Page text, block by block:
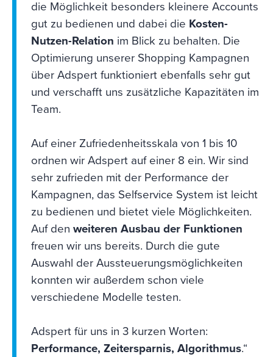
die Möglichkeit besonders kleinere Accounts
gut zu bedienen und dabei die Kosten-
Nutzen-Relation im Blick zu behalten. Die
Optimierung unserer Shopping Kampagnen
über Adspert funktioniert ebenfalls sehr gut
und verschafft uns zusätzliche Kapazitäten im
Team.
Auf einer Zufriedenheitsskala von 1 bis 10
ordnen wir Adspert auf einer 8 ein. Wir sind
sehr zufrieden mit der Performance der
Kampagnen, das Selfservice System ist leicht
zu bedienen und bietet viele Möglichkeiten.
Auf den weiteren Ausbau der Funktionen
freuen wir uns bereits. Durch die gute
Auswahl der Aussteuerungsmöglichkeiten
konnten wir außerdem schon viele
verschiedene Modelle testen.
Adspert für uns in 3 kurzen Worten:
Performance, Zeitersparnis, Algorithmus.“